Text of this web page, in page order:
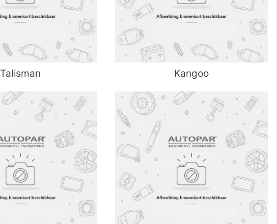
Talisman Kangoo